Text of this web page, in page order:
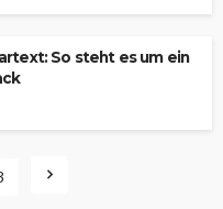
So steht es um ein